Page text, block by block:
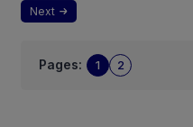
Next
Pages: 1 2